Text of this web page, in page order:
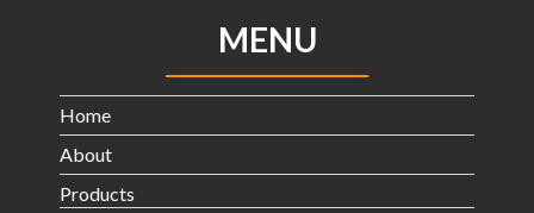
MENU
Home
About
Products